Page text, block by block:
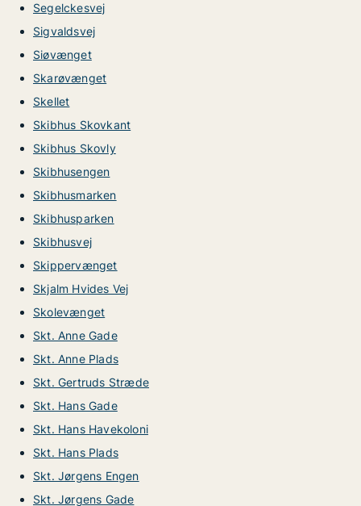
Segelckesvej
Sigvaldsvej
Siøvænget
Skarøvænget
Skellet
Skibhus Skovkant
Skibhus Skovly
Skibhusengen
Skibhusmarken
Skibhusparken
Skibhusvej
Skippervænget
Skjalm Hvides Vej
Skolevænget
Skt. Anne Gade
Skt. Anne Plads
Skt. Gertruds Stræde
Skt. Hans Gade
Skt. Hans Havekoloni
Skt. Hans Plads
Skt. Jørgens Engen
Skt. Jørgens Gade